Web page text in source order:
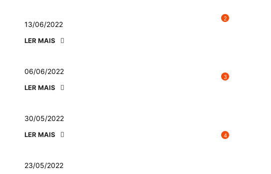
13/06/2022
LER MAIS
06/06/2022
LER MAIS
30/05/2022
LER MAIS
23/05/2022
2
3
4